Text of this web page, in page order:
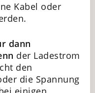
Kabel oder
dann
der Ladestrom
den
die Spannung